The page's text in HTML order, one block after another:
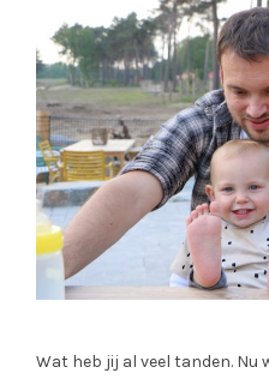
Wat heb jij al veel tanden. Nu